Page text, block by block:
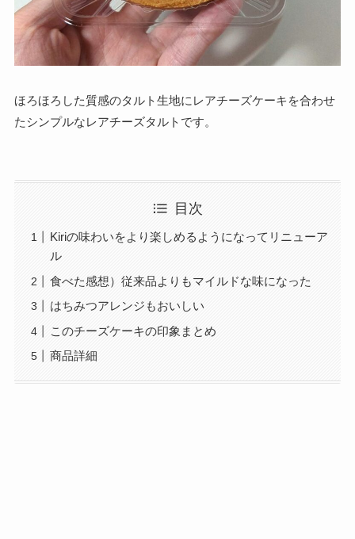
ほろほろした質感のタルト生地にレアチーズケーキを合わせ
たシンプルなレアチーズタルトです。
目次
Kiriの味わいをより楽しめるようになってリニューア
ル
食べた感想）従来品よりもマイルドな味になった
はちみつアレンジもおいしい
このチーズケーキの印象まとめ
商品詳細